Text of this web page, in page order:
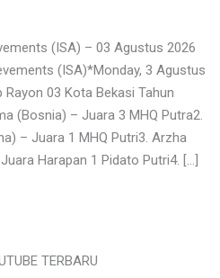
(ISA) – 03 Agustus 2026
(ISA)*Monday, 3 Agustus
03 Kota Bekasi Tahun
(Bosnia) – Juara 3 MHQ Putra2.
– Juara 1 MHQ Putri3. Arzha
Harapan 1 Pidato Putri4. […]
TERBARU